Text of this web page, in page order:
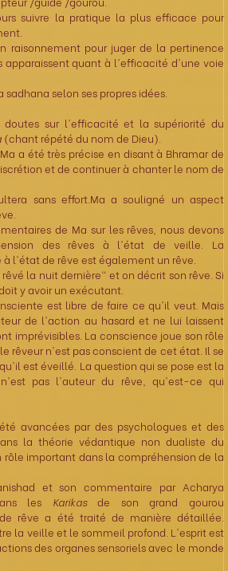
suivre la pratique la plus efficace pour
raisonnement pour juger de la pertinence
apparaissent quant à l'efficacité d'une voie
sadhana selon ses propres idées.
doutes sur l'efficacité et la supériorité du
(chant répété du nom de Dieu).
a été très précise en disant à Bhramar de
et de continuer à chanter le nom de
sans effort.Ma a souligné un aspect
de Ma sur les rêves, nous devons
des rêves à l'état de veille. La
l'état de rêve est également un rêve.
la nuit dernière" et on décrit son rêve. Si
y avoir un exécutant.
est libre de faire ce qu'il veut. Mais
de l'action au hasard et ne lui laissent
imprévisibles. La conscience joue son rôle
rêveur n'est pas conscient de cet état. Il se
est éveillé. La question qui se pose est la
pas l'auteur du rêve, qu'est-ce qui
avancées par des psychologues et des
la théorie védantique non dualiste du
rôle important dans la compréhension de la
et son commentaire par Acharya
les Karikasde son grand gourou
rêve a été traité de manière détaillée.
la veille et le sommeil profond. L'esprit est
des organes sensoriels avec le monde